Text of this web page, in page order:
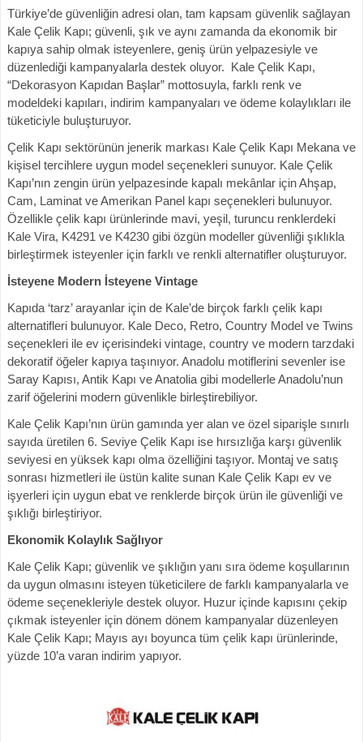
Türkiye’de güvenliğin adresi olan, tam kapsam güvenlik sağlayan
Kale Çelik Kapı; güvenli, şık ve aynı zamanda da ekonomik bir
kapıya sahip olmak isteyenlere, geniş ürün yelpazesiyle ve
düzenlediği kampanyalarla destek oluyor. Kale Çelik Kapı,
“Dekorasyon Kapıdan Başlar” mottosuyla, farklı renk ve
modeldeki kapıları, indirim kampanyaları ve ödeme kolaylıkları ile
tüketiciyle buluşturuyor.
Çelik Kapı sektörünün jenerik markası Kale Çelik Kapı Mekana ve
kişisel tercihlere uygun model seçenekleri sunuyor. Kale Çelik
Kapı’nın zengin ürün yelpazesinde kapalı mekânlar için Ahşap,
Cam, Laminat ve Amerikan Panel kapı seçenekleri bulunuyor.
Özellikle çelik kapı ürünlerinde mavi, yeşil, turuncu renklerdeki
Kale Vira, K4291 ve K4230 gibi özgün modeller güvenliği şıklıkla
birleştirmek isteyenler için farklı ve renkli alternatifler oluşturuyor.
İsteyene Modern İsteyene Vintage
Kapıda ‘tarz’ arayanlar için de Kale’de birçok farklı çelik kapı
alternatifleri bulunuyor. Kale Deco, Retro, Country Model ve Twins
seçenekleri ile ev içerisindeki vintage, country ve modern tarzdaki
dekoratif öğeler kapıya taşınıyor. Anadolu motiflerini sevenler ise
Saray Kapısı, Antik Kapı ve Anatolia gibi modellerle Anadolu’nun
zarif öğelerini modern güvenlikle birleştirebiliyor.
Kale Çelik Kapı’nın ürün gamında yer alan ve özel siparişle sınırlı
sayıda üretilen 6. Seviye Çelik Kapı ise hırsızlığa karşı güvenlik
seviyesi en yüksek kapı olma özelliğini taşıyor. Montaj ve satış
sonrası hizmetleri ile üstün kalite sunan Kale Çelik Kapı ev ve
işyerleri için uygun ebat ve renklerde birçok ürün ile güvenliği ve
şıklığı birleştiriyor.
Ekonomik Kolaylık Sağlıyor
Kale Çelik Kapı; güvenlik ve şıklığın yanı sıra ödeme koşullarının
da uygun olmasını isteyen tüketicilere de farklı kampanyalarla ve
ödeme seçenekleriyle destek oluyor. Huzur içinde kapısını çekip
çıkmak isteyenler için dönem dönem kampanyalar düzenleyen
Kale Çelik Kapı; Mayıs ayı boyunca tüm çelik kapı ürünlerinde,
yüzde 10’a varan indirim yapıyor.